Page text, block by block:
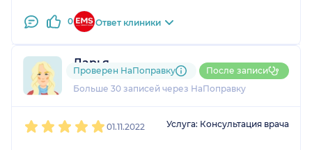
0 Ответ клиники
Дарья
3 отзыва
Больше 30 записей через НаПоправку
Проверен НаПоправку После записи
01.11.2022 Услуга: Консультация врача